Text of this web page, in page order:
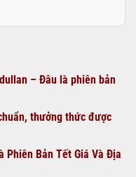
– Đâu là phiên bản
thưởng thức được
Phiên Bản Tết Giá Và Địa